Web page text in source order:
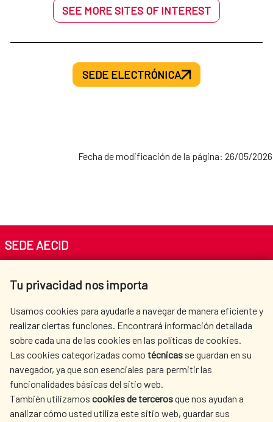
SEE MORE SITES OF INTEREST
SEDE ELECTRÓNICA
Fecha de modificación de la página: 26/05/2026
Tu privacidad nos importa
Usamos cookies para ayudarle a navegar de manera eficiente y
realizar ciertas funciones. Encontrará información detallada
sobre cada una de las cookies en las políticas de cookies.
Las cookies categorizadas como técnicas se guardan en su
navegador, ya que son esenciales para permitir las
funcionalidades básicas del sitio web.
También utilizamos cookies de tercerosque nos ayudan a
analizar cómo usted utiliza este sitio web, guardar sus
SEDE AECID
Tel. +34 900 20 30 54​​​​​​​
AECID
WHERE DO WE COOPERATE?
SPANISH HUMANITARIAN
ACTION
PRESS ROOM
CULTURE AND SCIENCE LIBRARY